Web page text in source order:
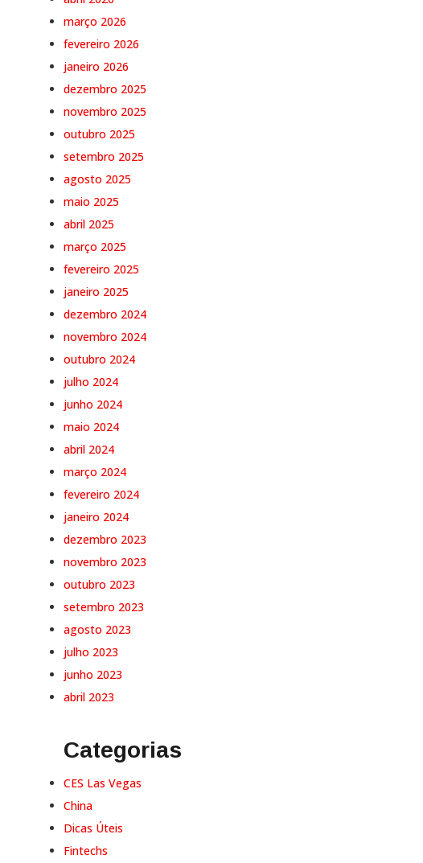
março 2026
fevereiro 2026
janeiro 2026
dezembro 2025
novembro 2025
outubro 2025
setembro 2025
agosto 2025
maio 2025
abril 2025
março 2025
fevereiro 2025
janeiro 2025
dezembro 2024
novembro 2024
outubro 2024
julho 2024
junho 2024
maio 2024
abril 2024
março 2024
fevereiro 2024
janeiro 2024
dezembro 2023
novembro 2023
outubro 2023
setembro 2023
agosto 2023
julho 2023
junho 2023
abril 2023
Categorias
CES Las Vegas
China
Dicas Úteis
Fintechs